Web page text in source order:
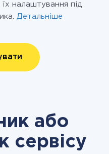
налаштування під
Детальніше
або
сервісу